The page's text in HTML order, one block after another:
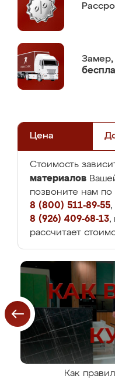
Замер,
Цена
Стоимость
материалов
позвоните нам
8 (800) 511-89-55,
8 (926) 409-68-13,
рассчитает
Как